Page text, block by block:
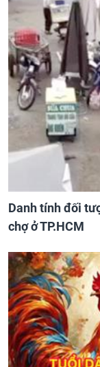
Danh tính đối
chợ ở TP.HCM